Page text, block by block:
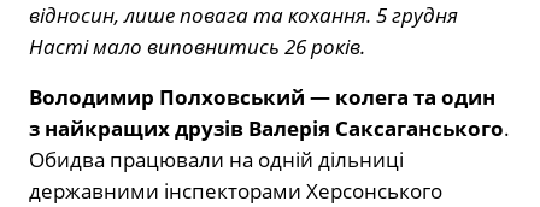
відносин, лише повага та кохання. 5 грудня
Насті мало виповнитись 26 років.
Володимир Полховський — колега та один
з найкращих друзів Валерія Саксаганського.
Обидва працювали на одній дільниці
державними інспекторами Херсонського